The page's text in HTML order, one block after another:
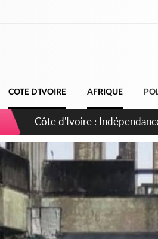
COTE D'IVOIRE AFRIQUE
Côte d'Ivoire : Concours